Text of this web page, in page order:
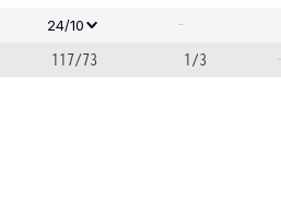
24/10
-
117/73 1/3